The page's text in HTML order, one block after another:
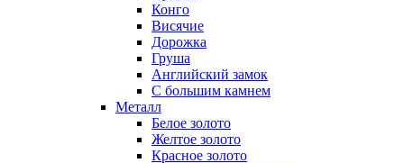
Конго
Висячие
Дорожка
Груша
Английский замок
С большим камнем
Металл
Белое золото
Желтое золото
Красное золото